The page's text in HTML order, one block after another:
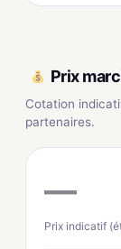
Prix
Cotation
partenaires.
—
Prix indicatif